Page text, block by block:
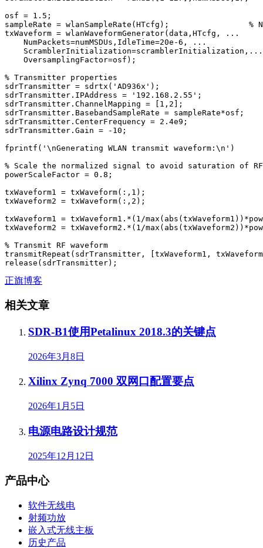
osf = 1.5;
sampleRate = wlanSampleRate(HTcfg);                 %
txWaveform = wlanWaveformGenerator(data,HTcfg, ...
    NumPackets=numMSDUs,IdleTime=20e-6, ...
    ScramblerInitialization=scramblerInitialization,...
    OversamplingFactor=osf);
% Transmitter properties
sdrTransmitter = sdrtx('AD936x');
sdrTransmitter.IPAddress = '192.168.2.55';
sdrTransmitter.ChannelMapping = [1,2];
sdrTransmitter.BasebandSampleRate = sampleRate*osf;
sdrTransmitter.CenterFrequency = 2.4e9;
sdrTransmitter.Gain = -10;
fprintf('\nGenerating WLAN transmit waveform:\n')
% Scale the normalized signal to avoid saturation of
powerScaleFactor = 0.8;
txWaveform1 = txWaveform(:,1);
txWaveform2 = txWaveform(:,2);
txWaveform1 = txWaveform1.*(1/
txWaveform2 = txWaveform2.*(1/
% Transmit RF waveform
transmitRepeat(sdrTransmitter, [txWaveform1,
正旗博客
相关文章
SDR-B1使用Petalinux 2018.3的关键点
2026年3月8日
Xilinx Zynq 7000 双网口配置要点
2026年1月5日
电源电路设计规范
2025年12月12日
产品中心
软件无线电
射频功放
嵌入式无线主板
历史产品